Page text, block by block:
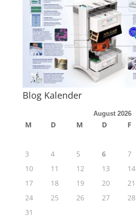
Blog Kalender
August 2026
M D M D F
3
4 5 6 7
10
11 12 13 14
17
18 19 20 21
24
25 26 27 28
31